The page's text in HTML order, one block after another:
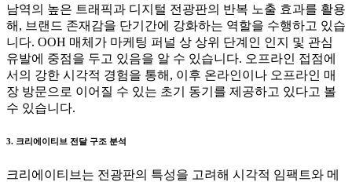
남역의 높은 트래픽과 디지털 전광판의 반복 노출 효과를 활용
해, 브랜드 존재감을 단기간에 강화하는 역할을 수행하고 있습
니다. OOH 매체가 마케팅 퍼널 상 상위 단계인 인지 및 관심
유발에 중점을 두고 있음을 알 수 있습니다. 오프라인 접점에
서의 강한 시각적 경험을 통해, 이후 온라인이나 오프라인 매
장 방문으로 이어질 수 있는 초기 동기를 제공하고 있다고 볼
수 있습니다.
3. 크리에이티브 전달 구조 분석
크리에이티브는 전광판의 특성을 고려해 시각적 임팩트와 메